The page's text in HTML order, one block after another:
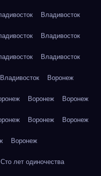
Владивосток
Владивосток
Владивосток
Владивосток Воронеж
Воронеж Воронеж
Воронеж Воронеж
Воронеж
лет одиночества